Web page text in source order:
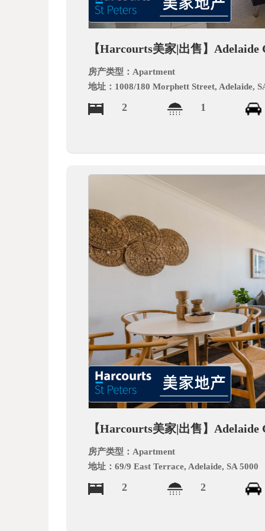
【Harcourts美家|出售】
房产类型： Apartment
地址： 1008/180 Morphett Street, Adelaide,
2 1
【Harcourts美家|出售】
房产类型： Apartment
地址：69/9 East Terrace, Adelaide, SA 5000
2 2